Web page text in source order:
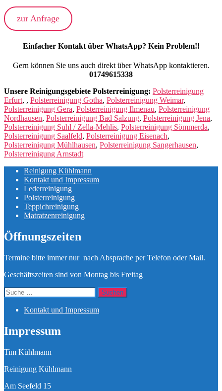
zur Anfrage
Einfacher Kontakt über WhatsApp? Kein Problem!!
Gern können Sie uns auch direkt über WhatsApp kontaktieren.
01749615338
Unsere Reinigungsgebiete Polsterreinigung: Polsterreinigung
Erfurt, , Polsterreinigung Gotha, Polsterreinigung Weimar,
Polsterreinigung Gera, Polsterreinigung Ilmenau, Polsterreinigung
Nordhausen, Polsterreinigung Bad Salzung, Polsterreinigung Jena,
Polsterreinigung Suhl / Zella-Mehlis, Polsterreinigung Sömmerda,
Polsterreinigung Saalfeld, Polsterreinigung Eisenach,
Polsterreinigung Mühlhausen, Polsterreinigung Sangerhausen,
Polsterreinigung Arnstadt
Reinigung Kühlmann
Kontakt und Impressum
Lederreinigung
Polsterreinigung
Teppichreinigung
Matratzenreinigung
Öffnungszeiten
Termine bitte immer nur nach Absprache per Telefon oder Mail.
Geschäftszeiten sind von Montag bis Freitag
Suche
nach:
Kontakt und Impressum
Impressum
Tim Kühlmann
Reinigung Kühlmann
Am Seefeld 15